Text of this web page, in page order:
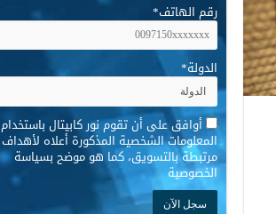
رقم الهاتف*
الدولة*
* أوافق على أن تقوم نور كابيتال باستخدام
المعلومات الشخصية المذكورة أعلاه لأهداف
مرتبطة بالتسويق، كما هو موضح بسياسة
الخصوصية